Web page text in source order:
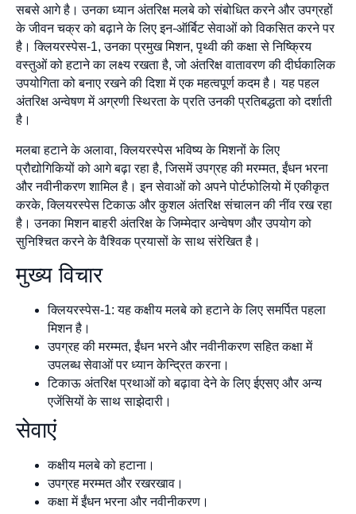
सबसे आगे है। उनका ध्यान अंतरिक्ष मलबे को संबोधित करने और उपग्रहों
के जीवन चक्र को बढ़ाने के लिए इन-ऑर्बिट सेवाओं को विकसित करने पर
है। क्लियरस्पेस-1, उनका प्रमुख मिशन, पृथ्वी की कक्षा से निष्क्रिय
वस्तुओं को हटाने का लक्ष्य रखता है, जो अंतरिक्ष वातावरण की दीर्घकालिक
उपयोगिता को बनाए रखने की दिशा में एक महत्वपूर्ण कदम है। यह पहल
अंतरिक्ष अन्वेषण में अग्रणी स्थिरता के प्रति उनकी प्रतिबद्धता को दर्शाती
है।
मलबा हटाने के अलावा, क्लियरस्पेस भविष्य के मिशनों के लिए
प्रौद्योगिकियों को आगे बढ़ा रहा है, जिसमें उपग्रह की मरम्मत, ईंधन भरना
और नवीनीकरण शामिल है। इन सेवाओं को अपने पोर्टफोलियो में एकीकृत
करके, क्लियरस्पेस टिकाऊ और कुशल अंतरिक्ष संचालन की नींव रख रहा
है। उनका मिशन बाहरी अंतरिक्ष के जिम्मेदार अन्वेषण और उपयोग को
सुनिश्चित करने के वैश्विक प्रयासों के साथ संरेखित है।
मुख्य विचार
क्लियरस्पेस-1: यह कक्षीय मलबे को हटाने के लिए समर्पित पहला
मिशन है।
उपग्रह की मरम्मत, ईंधन भरने और नवीनीकरण सहित कक्षा में
उपलब्ध सेवाओं पर ध्यान केन्द्रित करना।
टिकाऊ अंतरिक्ष प्रथाओं को बढ़ावा देने के लिए ईएसए और अन्य
एजेंसियों के साथ साझेदारी।
सेवाएं
कक्षीय मलबे को हटाना।
उपग्रह मरम्मत और रखरखाव।
कक्षा में ईंधन भरना और नवीनीकरण।